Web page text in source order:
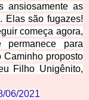
ansiosamente as
Elas são fugazes!
começa agora,
para
Caminho proposto
Filho Unigênito,
06/2021